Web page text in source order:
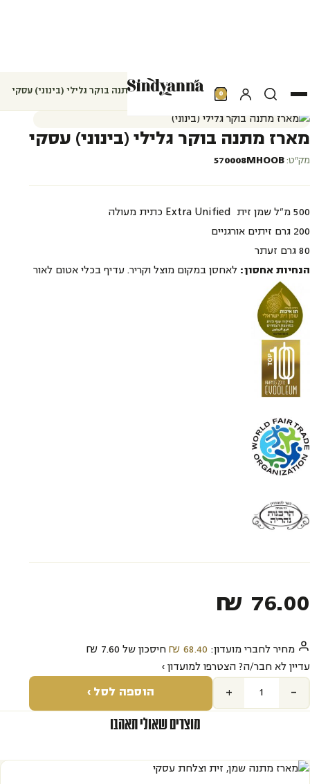
0
חדשות ואירועים
צרו קשר
عر
עמוד הבית מארזים מארזים לחגים מארז מתנה בוקר גלילי (בינוני) עסקי
מארז מתנה בוקר גלילי (בינוני) עסקי
מק״ט: 570008MHOOB
500 מ"ל שמן זית Extra Unified כתית מעולה
200 גרם זיתים אורגניים
80 גרם זעתר
הנחיות אחסון: לאחסן במקום מוצל וקריר. עדיף בכלי אטום לאור
₪ 76.00‬
מחיר לחברי מועדון: ₪ 68.40‬ חיסכון של ₪ 7.60‬
עדיין לא חבר/ה? הצטרפו למועדון ›
-
+ הוספה לסל ›
מוצרים שאולי תאהבו